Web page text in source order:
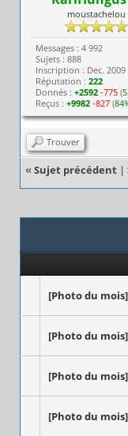
moustachelou
Messages : 4 992
Sujets : 888
Inscription : Dec. 2009
Réputation : 222
Donnés : +2592 -775(
Reçus : +9982 -827(
Trouver
« Sujet précédent |
[Photo du mois]
[Photo du mois]
[Photo du mois]
[Photo du mois]